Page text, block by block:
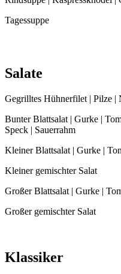
Tagessuppe
Salate
Gegrilltes Hühnerfilet | Pilze |
Bunter Blattsalat | Gurke |
Speck | Sauerrahm
Kleiner Blattsalat | Gurke |
Kleiner gemischter Salat
Großer Blattsalat | Gurke |
Großer gemischter Salat
Klassiker